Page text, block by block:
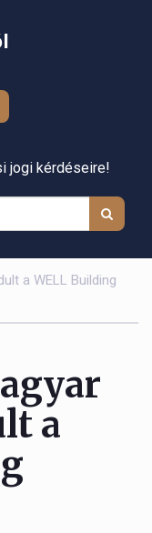
jogi kérdéseire!
a WELL Building
a